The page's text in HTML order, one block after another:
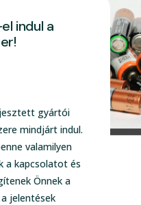
indul a
gyártói
mindjárt indul.
valamilyen
a kapcsolatot és
Önnek a
jelentések